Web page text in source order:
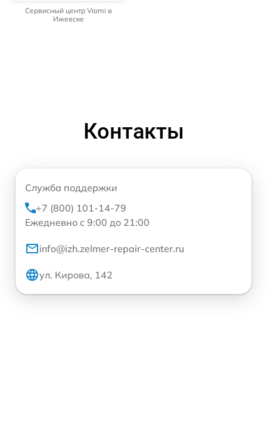
Сервисный центр Viomi в
Ижевске
Контакты
Служба поддержки
+7 (800) 101-14-79
Ежедневно с 9:00 до 21:00
info@izh.zelmer-repair-center.ru
ул. Кирова, 142